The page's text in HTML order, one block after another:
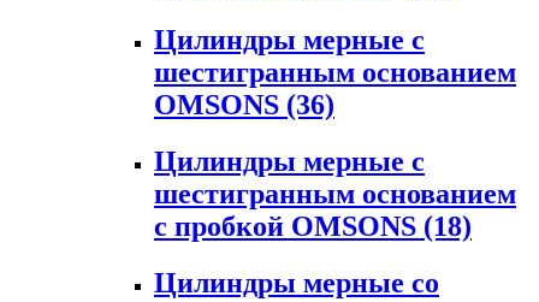
Цилиндры мерные с
шестигранным основанием
OMSONS (36)
Цилиндры мерные с
шестигранным основанием
с пробкой OMSONS (18)
Цилиндры мерные со